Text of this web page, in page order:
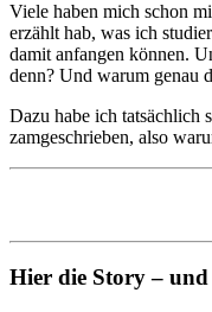
Viele haben mich schon
erzählt hab, was ich
damit anfangen können.
denn? Und warum genau
Dazu habe ich tatsächlich
zamgeschrieben, also
Hier die Story –